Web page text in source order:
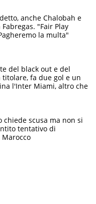
anche Chalobah e
"Fair Play
la multa"
del black out e del
fa due gol e un
l'Inter Miami, altro che
chiede scusa ma non si
tentativo di